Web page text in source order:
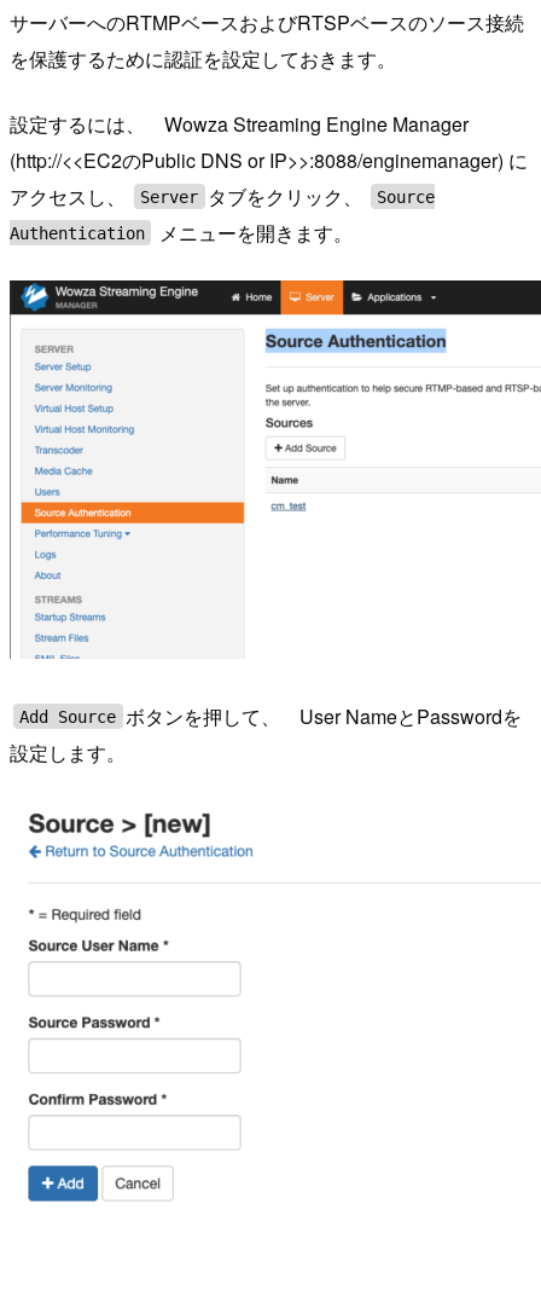
サーバーへのRTMPベースおよびRTSPベースのソース接続
を保護するために認証を設定しておきます。
設定するには、 Wowza Streaming Engine Manager
(http://<<EC2のPublic DNS or IP>>:8088/enginemanager) に
アクセスし、
Server タブをクリック、
Source
Authentication
メニューを開きます。
Add Source ボタンを押して、 User NameとPasswordを
設定します。